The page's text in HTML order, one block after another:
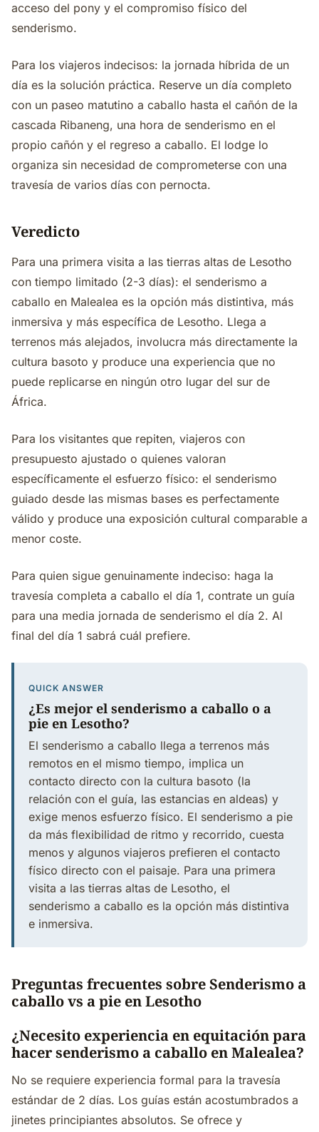
acceso del pony y el compromiso físico del
senderismo.
Para los viajeros indecisos: la jornada híbrida de un
día es la solución práctica. Reserve un día completo
con un paseo matutino a caballo hasta el cañón de la
cascada Ribaneng, una hora de senderismo en el
propio cañón y el regreso a caballo. El lodge lo
organiza sin necesidad de comprometerse con una
travesía de varios días con pernocta.
Veredicto
Para una primera visita a las tierras altas de Lesotho
con tiempo limitado (2-3 días): el senderismo a
caballo en Malealea es la opción más distintiva, más
inmersiva y más específica de Lesotho. Llega a
terrenos más alejados, involucra más directamente la
cultura basoto y produce una experiencia que no
puede replicarse en ningún otro lugar del sur de
África.
Para los visitantes que repiten, viajeros con
presupuesto ajustado o quienes valoran
específicamente el esfuerzo físico: el senderismo
guiado desde las mismas bases es perfectamente
válido y produce una exposición cultural comparable a
menor coste.
Para quien sigue genuinamente indeciso: haga la
travesía completa a caballo el día 1, contrate un guía
para una media jornada de senderismo el día 2. Al
final del día 1 sabrá cuál prefiere.
QUICK ANSWER
¿Es mejor el senderismo a caballo o a
pie en Lesotho?
El senderismo a caballo llega a terrenos más
remotos en el mismo tiempo, implica un
contacto directo con la cultura basoto (la
relación con el guía, las estancias en aldeas) y
exige menos esfuerzo físico. El senderismo a pie
da más flexibilidad de ritmo y recorrido, cuesta
menos y algunos viajeros prefieren el contacto
físico directo con el paisaje. Para una primera
visita a las tierras altas de Lesotho, el
senderismo a caballo es la opción más distintiva
e inmersiva.
Preguntas frecuentes sobre Senderismo a
caballo vs a pie en Lesotho
¿Necesito experiencia en equitación para
hacer senderismo a caballo en Malealea?
No se requiere experiencia formal para la travesía
estándar de 2 días. Los guías están acostumbrados a
jinetes principiantes absolutos. Se ofrece y